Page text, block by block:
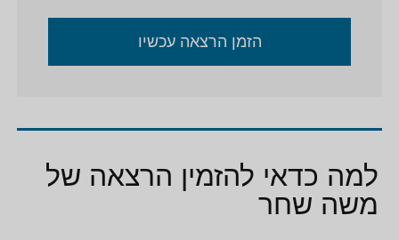
הזמן הרצאה עכשיו
למה כדאי להזמין הרצאה של
משה שחר